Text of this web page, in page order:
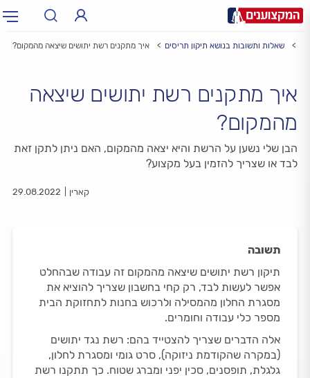
עיר: תל אביב, חיפה…
שאלות ותשובות בנושא תיקון תריסים איך מתקנים רשת יתושים שיצאה מהמקום?
איך מתקנים רשת יתושים שיצאה
מהמקום?
הבן שלי נשען על הרשת והיא יצאה מהמקום, האם ניתן לתקן זאת
לבד או שצריך להזמין בעל מקצוע?
קארין 29.08.2022
תשובה
תיקון רשת יתושים שיצאה מהמקום זה עבודה שבהחלט
אפשר לעשות לבד, רק קחי בחשבון שצריך להוציא את
מסגרת החלון מהמסילה ולרכוש בחנות לתחזוקת הבית
מספר כלי עבודה וחומרים.
אלה הדברים שצריך להצטייד בהם: רשת נגד יתושים
(במקרה שהקודמת ניזוקה), סרט גומי ומסגרת לחלון,
גלגלת, תופסנים, סכין יפני ומברג שטוח. כך תתקנו רשת